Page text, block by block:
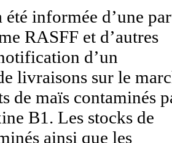
été informée d’une
RASFF et d’autres
d’un
livraisons sur le
de maïs contaminés
B1. Les stocks de
ainsi que les